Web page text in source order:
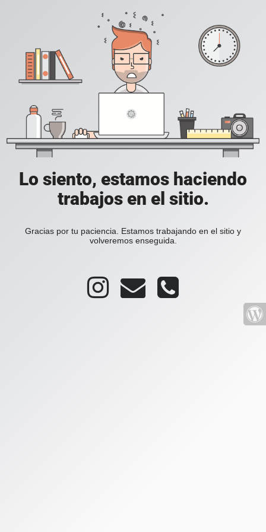
Lo siento, estamos haciendo
trabajos en el sitio.
Gracias por tu paciencia. Estamos trabajando en el sitio y
volveremos enseguida.